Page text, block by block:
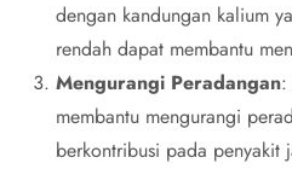
dengan kandungan kalium
rendah dapat membantu
Mengurangi Peradangan:
membantu mengurangi
berkontribusi pada penyakit